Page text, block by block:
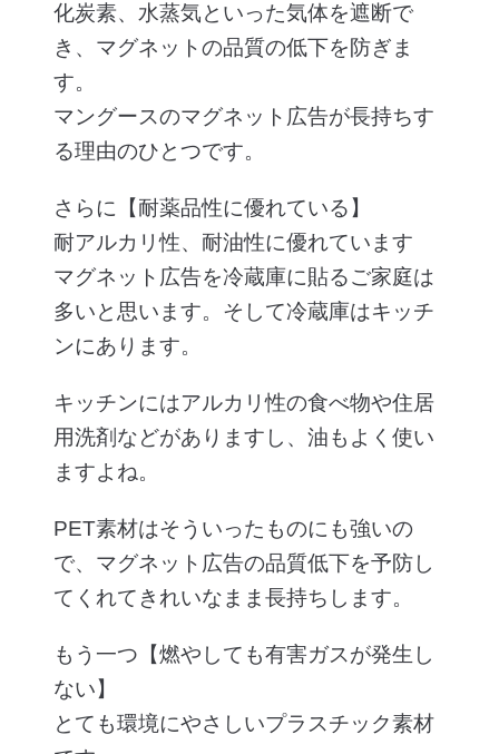
化炭素、水蒸気といった気体を遮断で
き、マグネットの品質の低下を防ぎま
す。
マングースのマグネット広告が長持ちす
る理由のひとつです。
さらに【耐薬品性に優れている】
耐アルカリ性、耐油性に優れています
マグネット広告を冷蔵庫に貼るご家庭は
多いと思います。そして冷蔵庫はキッチ
ンにあります。
キッチンにはアルカリ性の食べ物や住居
用洗剤などがありますし、油もよく使い
ますよね。
PET素材はそういったものにも強いの
で、マグネット広告の品質低下を予防し
てくれてきれいなまま長持ちします。
もう一つ【燃やしても有害ガスが発生し
ない】
とても環境にやさしいプラスチック素材